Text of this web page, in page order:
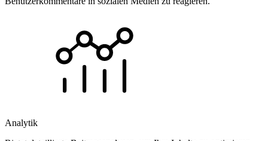
Analytik